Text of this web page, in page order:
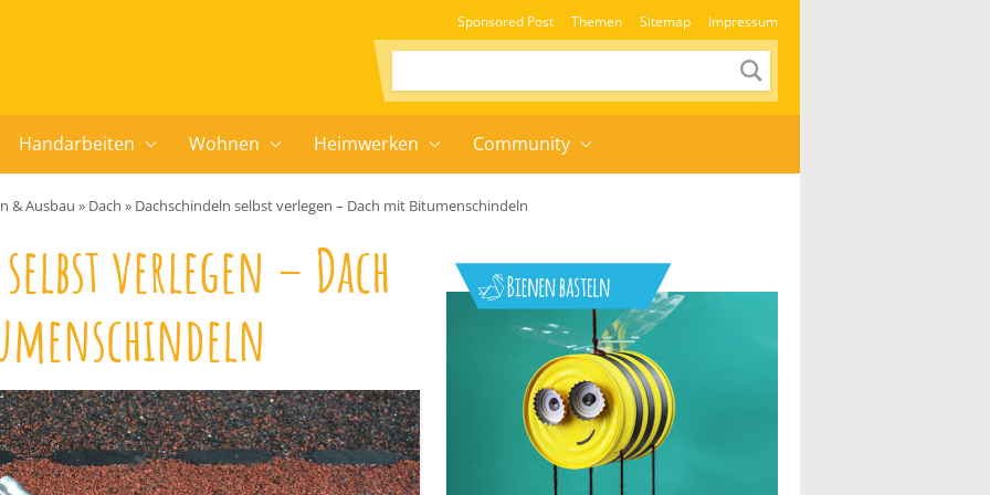
Sponsored Post Themen Sitemap Impressum
Handarbeiten Wohnen Heimwerken Community
& Ausbau » Dach » Dachschindeln selbst verlegen – Dach mit Bitumenschindeln
verlegen – Dach